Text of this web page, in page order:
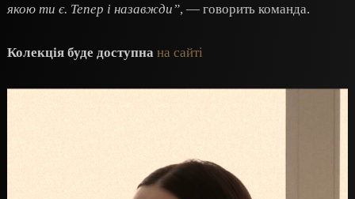
якою ти є. Тепер і назавжди”, — говорить команда.
Колекція буде доступна на сайті